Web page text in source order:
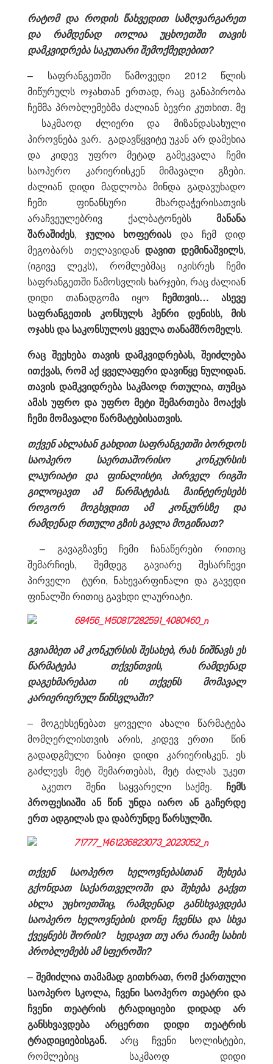
რატომ და როდის წახვედით საზღვარგარეთ
და რამდენად იოლია უცხოეთში თავის
დამკვიდრება საკუთარი შემოქმედებით?
– საფრანგეთში წამოვედი 2012 წლის
მიწურულს ოჯახთან ერთად, რაც განაპირობა
ჩემმა პრობლემებმა ძალიან ბევრი კუთხით. მე
საკმაოდ ძლიერი და მიზანდასახული
პიროვნება ვარ. გადავწყვიტე უკან არ დამეხია
და კიდევ უფრო მეტად გამეკვალა ჩემი
საოპერო კარიერისკენ მიმავალი გზები.
ძალიან დიდი მადლობა მინდა გადავუხადო
ჩემი ფინანსური მხარდაჭერისათვის
არაჩვეულებრივ ქალბატონებს მანანა
შარაშიძეს,ჯულია ხოფერიასდა ჩემ დიდ
მეგობარს თელავიდან დავით დემინაშვილს,
(იგივე ლეკს), რომლებმაც იკისრეს ჩემი
საფრანგეთში წამოსვლის ხარჯები, რაც ძალიან
დიდი თანადგომა იყო ჩემთვის… ასევე
საფრანგეთის კონსულს ჰენრი დენისს, მის
ოჯახს და საკონსულოს ყველა თანამშრომელს.
რაც შეეხება თავის დამკვიდრებას, შეიძლება
ითქვას, რომ აქ ყველაფერი დავიწყე ნულიდან.
თავის დამკვიდრება საკმაოდ რთულია, თუმცა
ამას უფრო და უფრო მეტი შემართება მოაქვს
ჩემი მომავალი წარმატებისათვის.
თქვენ ახლახან გახდით საფრანგეთში ბორდოს
საოპერო საერთაშორისო კონკურსის
ლაურიატი და ფინალისტი, პირველ რიგში
გილოცავთ ამ წარმატებას. მაინტერესებს
როგორ მოგხვდით ამ კონკურსზე და
რამდენად რთული გზის გავლა მოგიწიათ?
– გავაგზავნე ჩემი ჩანაწერები რითიც
შემარჩიეს, შემდეგ გავიარე შესარჩევი
პირველი ტური, ნახევარფინალი და გავედი
ფინალში რითიც გავხდი ლაურიატი.
გვიამბეთ ამ კონკურსის შესახებ, რას ნიშნავს ეს
წარმატება თქვენთვის, რამდენად
დაგეხმარებათ ის თქვენს მომავალ
კარიერიერულ წინსვლაში?
– მოგეხსენებათ ყოველი ახალი წარმატება
მომღერლისთვის არის, კიდევ ერთი წინ
გადადგმული ნაბიჯი დიდი კარიერისკენ. ეს
გაძლევს მეტ შემართებას, მეტ ძალას უკეთ
აკეთო შენი საყვარელი საქმე. ჩემს
პროფესიაში ან წინ უნდა იარო ან გაჩერდე
ერთ ადგილას და დაბრუნდე წარსულში.
თქვენ საოპერო ხელოვნებასთან შეხება
გქონდათ საქართველოში და შეხება გაქვთ
ახლა უცხოეთშიც, რამდენად განსხვავდება
საოპერო ხელოვნების დონე ჩვენსა და სხვა
ქვეყნებს შორის? ხედავთ თუ არა რაიმე სახის
პრობლემებს ამ სფეროში?
– შემიძლია თამამად გითხრათ, რომ ქართული
საოპერო სკოლა, ჩვენი საოპერო თეატრი და
ჩვენი თეატრის ტრადიციები დიდად არ
განსხვავდება არცერთი დიდი თეატრის
ტრადიციებისგან. არც ჩვენი სოლისტები,
რომლებიც საკმაოდ დიდი